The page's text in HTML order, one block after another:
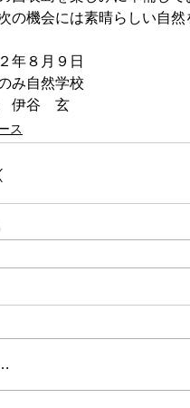
の機会には素晴らしい自
年８月９日
み自然学校
伊谷　玄
ス